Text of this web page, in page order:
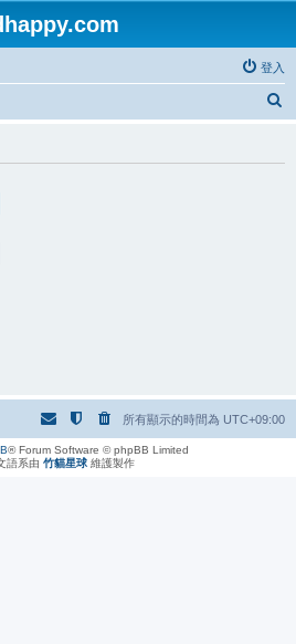
登入
所有顯示的時間為 UTC+09:00
® Forum Software © phpBB Limited
語系由 竹貓星球 維護製作